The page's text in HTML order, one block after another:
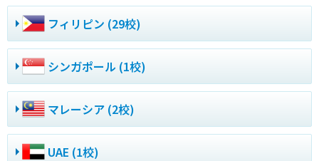
フィリピン (29校)
シンガポール (1校)
マレーシア (2校)
UAE (1校)